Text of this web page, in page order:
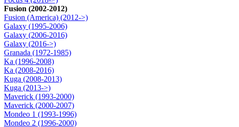
Fusion (2002-2012)
Fusion (America) (2012->)
Galaxy (1995-2006)
Galaxy (2006-2016)
Galaxy (2016->)
Granada (1972-1985)
Ka (1996-2008)
Ka (2008-2016)
Kuga (2008-2013)
Kuga (2013->)
Maverick (1993-2000)
Maverick (2000-2007)
Mondeo 1 (1993-1996)
Mondeo 2 (1996-2000)